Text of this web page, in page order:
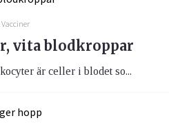
vita blodkroppar
är celler i blodet so...